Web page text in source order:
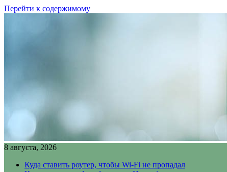
Перейти к содержимому
8 августа, 2026
Куда ставить роутер, чтобы Wi-Fi не пропадал